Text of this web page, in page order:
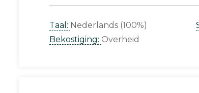
Taal: Nederlands (100%)
Bekostiging: Overheid